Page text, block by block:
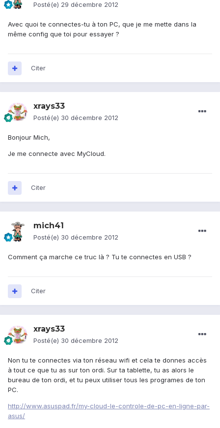
Posté(e) 29 décembre 2012
Avec quoi te connectes-tu à ton PC, que je me mette dans la
même config que toi pour essayer ?
Citer
xrays33
Posté(e) 30 décembre 2012
Bonjour Mich,
Je me connecte avec MyCloud.
Citer
mich41
Posté(e) 30 décembre 2012
Comment ça marche ce truc là ? Tu te connectes en USB ?
Citer
xrays33
Posté(e) 30 décembre 2012
Non tu te connectes via ton réseau wifi et cela te donnes accès
à tout ce que tu as sur ton ordi. Sur ta tablette, tu as alors le
bureau de ton ordi, et tu peux utiliser tous les programes de ton
PC.
http://www.asuspad.fr/my-cloud-le-controle-de-pc-en-ligne-par-
asus/